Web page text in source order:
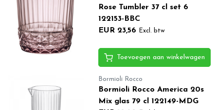
Rose Tumbler 37 cl set 6
122153-BBC
EUR 23,56
Excl. btw
Toevoegen aan winkelwagen
Bormioli Rocco
Bormioli Rocco America 20s
Mix glas 79 cl 122149-MDG